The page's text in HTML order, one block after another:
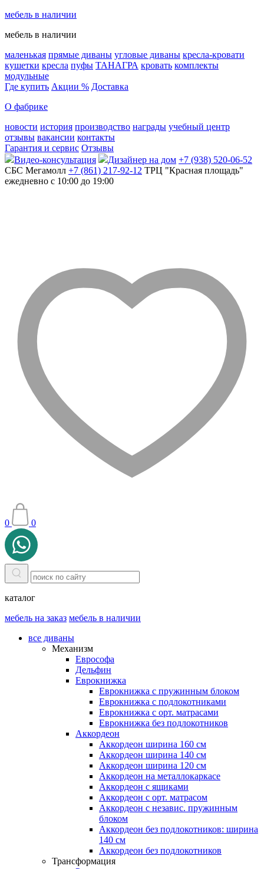
мебель в наличии
мебель в наличии
маленькая прямые диваны угловые диваны кресла-кровати
кушетки кресла пуфы ТАНАГРА кровать комплекты
модульные
Где купить Акции % Доставка
О фабрике
новости история производство награды учебный центр
отзывы вакансии контакты
Гарантия и сервис Отзывы
Видео-консультация
Дизайнер на дом +7 (938) 520-06-52
СБС Мегамолл +7 (861) 217-92-12 ТРЦ "Красная площадь"
ежедневно с 10:00 до 19:00
0 0
каталог
мебель на заказ мебель в наличии
все диваны
Механизм
Еврософа
Дельфин
Еврокнижка
Еврокнижка с пружинным блоком
Еврокнижка с подлокотниками
Еврокнижка с орт. матрасами
Еврокнижка без подлокотников
Аккордеон
Аккордеон ширина 160 см
Аккордеон ширина 140 см
Аккордеон ширина 120 см
Аккордеон на металлокаркасе
Аккордеон c ящиками
Аккордеон c орт. матрасом
Аккордеон c независ. пружинным
блоком
Аккордеон без подлокотников: ширина
140 см
Аккордеон без подлокотников
Трансформация